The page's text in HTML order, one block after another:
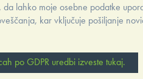
da lahko moje osebne podatke
kar vključuje pošiljanje
po GDPR uredbi izveste tukaj.